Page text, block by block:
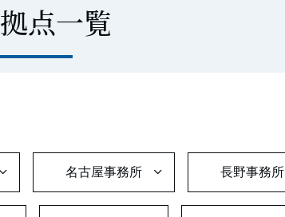
拠点一覧
名古屋事務所 長野事務所